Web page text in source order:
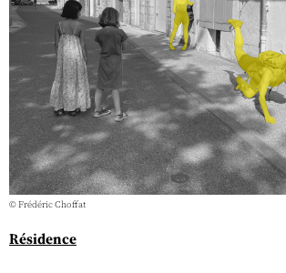
Résidence
© Frédéric Choffat